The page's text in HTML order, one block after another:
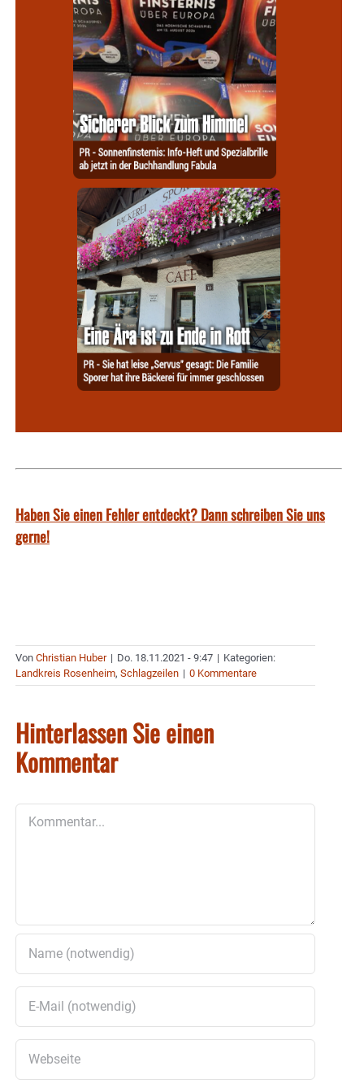
Haben Sie einen Fehler entdeckt? Dann schreiben Sie uns
gerne!
Von Christian Huber | Do. 18.11.2021 - 9:47 | Kategorien:
Landkreis Rosenheim, Schlagzeilen | 0 Kommentare
Hinterlassen Sie einen
Kommentar